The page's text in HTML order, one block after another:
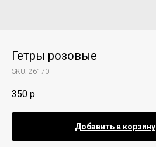
Гетры розовые
SKU: 26170
350 р.
Добавить в корзину